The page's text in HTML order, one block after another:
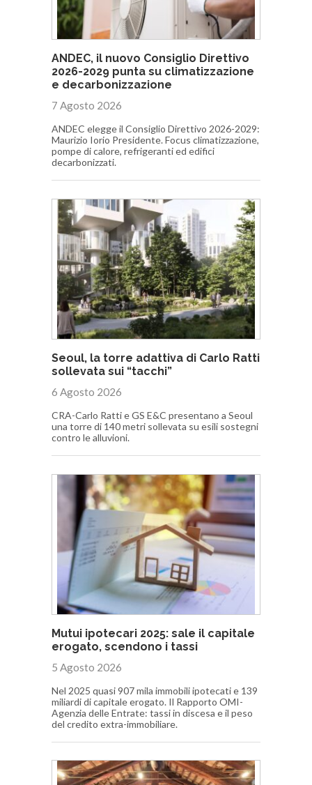
ANDEC, il nuovo Consiglio Direttivo
2026-2029 punta su climatizzazione
e decarbonizzazione
7 Agosto 2026
ANDEC elegge il Consiglio Direttivo 2026-2029:
Maurizio Iorio Presidente. Focus climatizzazione,
pompe di calore, refrigeranti ed edifici
decarbonizzati.
Seoul, la torre adattiva di Carlo Ratti
sollevata sui “tacchi”
6 Agosto 2026
CRA-Carlo Ratti e GS E&C presentano a Seoul
una torre di 140 metri sollevata su esili sostegni
contro le alluvioni.
Mutui ipotecari 2025: sale il capitale
erogato, scendono i tassi
5 Agosto 2026
Nel 2025 quasi 907 mila immobili ipotecati e 139
miliardi di capitale erogato. Il Rapporto OMI-
Agenzia delle Entrate: tassi in discesa e il peso
del credito extra-immobiliare.